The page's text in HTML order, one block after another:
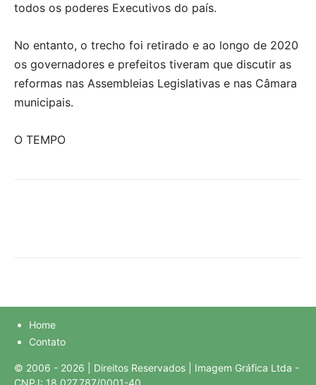
todos os poderes Executivos do país.
No entanto, o trecho foi retirado e ao longo de 2020
os governadores e prefeitos tiveram que discutir as
reformas nas Assembleias Legislativas e nas Câmara
municipais.
O TEMPO
Home
Contato
© 2006 - 2026 | Direitos Reservados | Imagem Gráfica Ltda -